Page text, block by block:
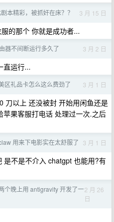
本精彩，被抓奸在床？？ 3 月 15 日
的那个 你就是成功者...
器不间断运行多久了 3 月 2 日
直运行...
区礼品卡怎么这么费劲了 3 月 1 日
刀以上 还没被封 开始用闲鱼还是
果客服打电话 处理过一次.之后
用来下电影实在太舒服了 3 月 1 日
是不是不介入 chatgpt 也能用?有
个晚上用 antigravity 开发了一2 月 26
日